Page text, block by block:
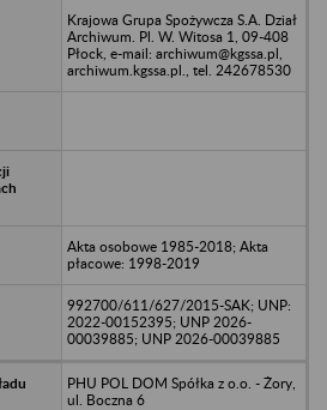
Krajowa Grupa Spożywcza S.A. Dział
Archiwum. Pl. W. Witosa 1, 09-408
Płock, e-mail: archiwum@kgssa.pl,
archiwum.kgssa.pl., tel. 242678530
Akta osobowe 1985-2018; Akta
płacowe: 1998-2019
992700/611/627/2015-SAK; UNP:
2022-00152395; UNP 2026-
00039885; UNP 2026-00039885
PHU POL DOM Spółka z o.o. - Żory,
ul. Boczna 6